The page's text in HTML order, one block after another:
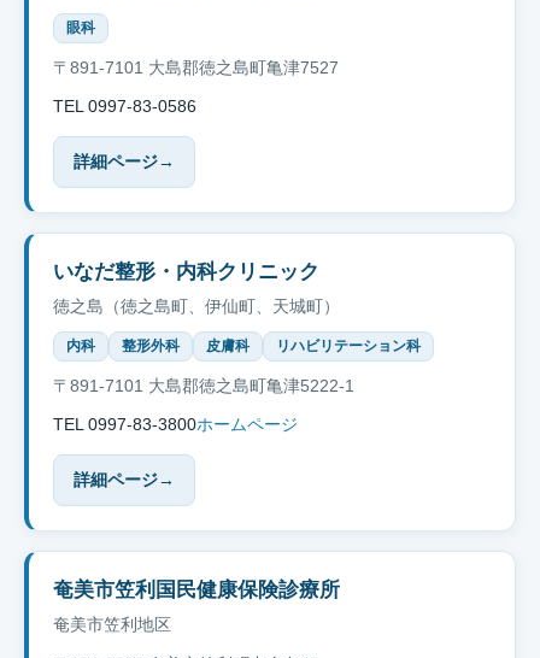
眼科
〒891-7101 大島郡徳之島町亀津7527
TEL 0997-83-0586
詳細ページ→
いなだ整形・内科クリニック
徳之島（徳之島町、伊仙町、天城町）
内科 整形外科 皮膚科 リハビリテーション科
〒891-7101 大島郡徳之島町亀津5222-1
TEL 0997-83-3800ホームページ
詳細ページ→
奄美市笠利国民健康保険診療所
奄美市笠利地区